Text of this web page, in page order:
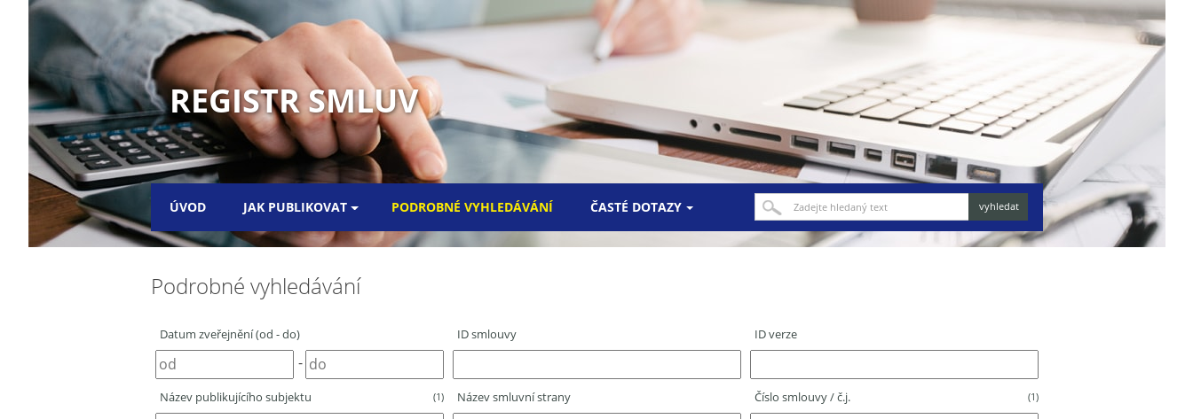
REGISTR SMLUV
ÚVOD JAK PUBLIKOVAT PODROBNÉ VYHLEDÁVÁNÍ ČASTÉ DOTAZY
Podrobné vyhledávání
Datum zveřejnění (od - do)
-
Název publikujícího subjektu (1)
ID smlouvy
Název smluvní strany
ID verze
Číslo smlouvy / č.j. (1)